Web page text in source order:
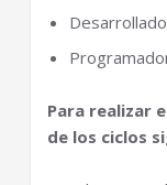
Para realizar
de los ciclos